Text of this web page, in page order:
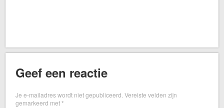
Geef een reactie
Je e-mailadres wordt niet gepubliceerd. Vereiste velden zijn
gemarkeerd met*